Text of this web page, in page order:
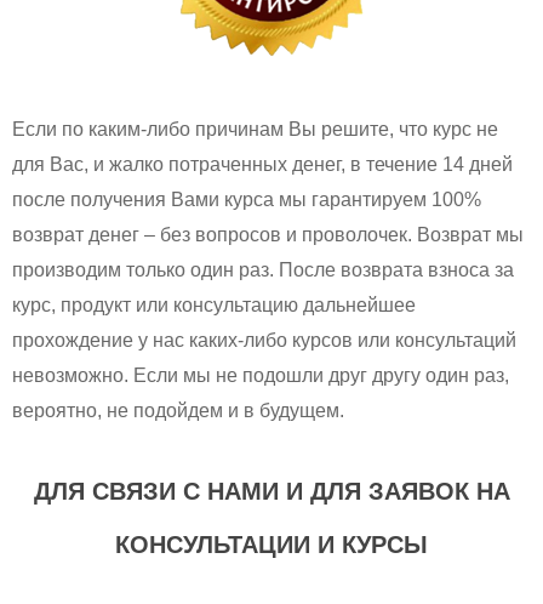
Если по каким-либо причинам Вы решите, что курс не
для Вас, и жалко потраченных денег, в течение 14 дней
после получения Вами курса мы гарантируем 100%
возврат денег – без вопросов и проволочек. Возврат мы
производим только один раз. После возврата взноса за
курс, продукт или консультацию дальнейшее
прохождение у нас каких-либо курсов или консультаций
невозможно. Если мы не подошли друг другу один раз,
вероятно, не подойдем и в будущем.
ДЛЯ СВЯЗИ С НАМИ И ДЛЯ ЗАЯВОК НА
КОНСУЛЬТАЦИИ И КУРСЫ